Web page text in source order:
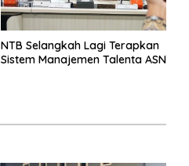
NTB Selangkah Lagi Terapkan
Sistem Manajemen Talenta ASN